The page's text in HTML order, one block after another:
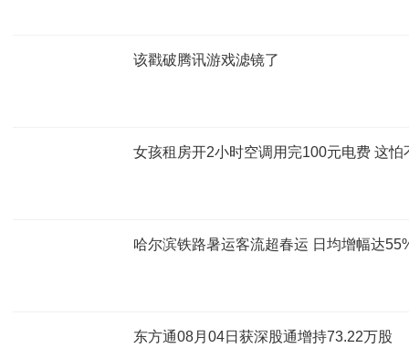
该戳破腾讯游戏滤镜了
女孩租房开2小时空调用完100元电费 这怕
哈尔滨铁路暑运客流超春运 日均增幅达
东方通08月04日获深股通增持73.22万股